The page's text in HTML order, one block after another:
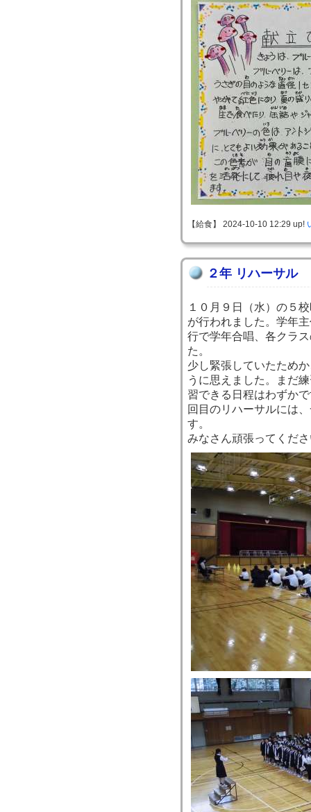
【給食】 2024-10-10 12:29 up!
２年 リハーサル
１０月９日（水）の５
が行われました。学年
行で学年合唱、各クラ
た。
少し緊張していたため
うに思えました。まだ
習できる日程はわずか
回目のリハーサルには
す。
みなさん頑張ってくだ